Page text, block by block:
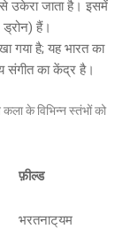
उकेरा जाता है। इसमें
हैं।
गया है; यह भारत का
संगीत का केंद्र है।
के विभिन्न स्तंभों को
फ़ील्ड
भरतनाट्‌यम